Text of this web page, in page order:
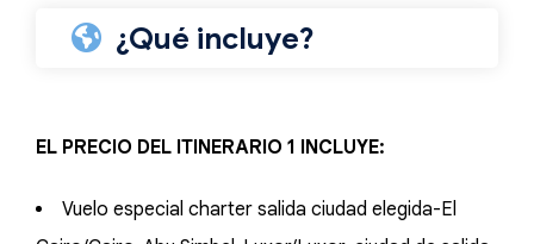
¿Qué incluye?
EL PRECIO DEL ITINERARIO 1 INCLUYE:
Vuelo especial charter salida ciudad elegida-El